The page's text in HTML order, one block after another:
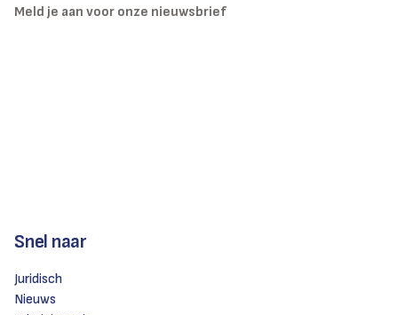
Meld je aan voor onze nieuwsbrief
Snel naar
Juridisch
Nieuws